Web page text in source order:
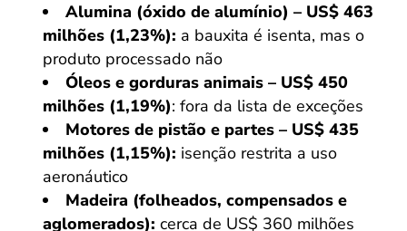
Alumina (óxido de alumínio) – US$ 463
milhões (1,23%): a bauxita é isenta, mas o
produto processado não
Óleos e gorduras animais – US$ 450
milhões (1,19%): fora da lista de exceções
Motores de pistão e partes – US$ 435
milhões (1,15%): isenção restrita a uso
aeronáutico
Madeira (folheados, compensados e
aglomerados): cerca de US$ 360 milhões